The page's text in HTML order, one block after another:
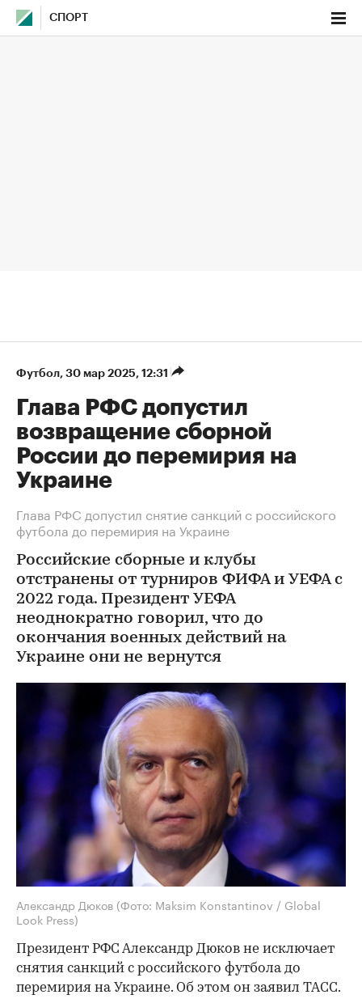
СПОРТ
Футбол⁠, 30 мар 2025, 12:31
Глава РФС допустил
возвращение сборной
России до перемирия на
Украине
Глава РФС допустил снятие санкций с российского
футбола до перемирия на Украине
Российские сборные и клубы
отстранены от турниров ФИФА и УЕФА с
2022 года. Президент УЕФА
неоднократно говорил, что до
окончания военных действий на
Украине они не вернутся
Александр Дюков (Фото: Maksim Konstantinov / Global
Look Press)
Президент РФС Александр Дюков не исключает
снятия санкций с российского футбола до
перемирия на Украине. Об этом он заявил ТАСС.